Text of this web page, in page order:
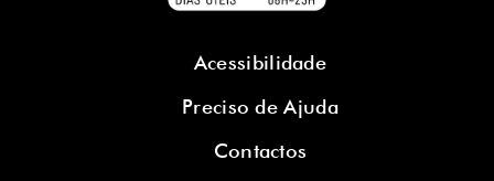
Acessibilidade
Preciso de Ajuda
Contactos